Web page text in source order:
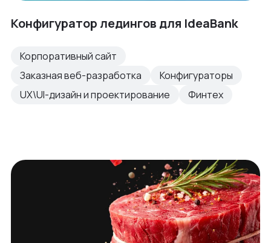
Конфигуратор ледингов для IdeaBank
Корпоративный сайт
Заказная веб-разработка
Конфигураторы
UX\UI-дизайн и проектирование
Финтех